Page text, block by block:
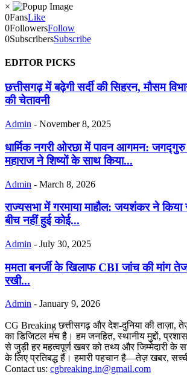
×
0FansLike
0FollowersFollow
0SubscribersSubscribe
EDITOR PICKS
छत्तीसगढ़ में बढ़ेगी सर्दी की सिहरन, मौसम
की चेतावनी
Admin - November 8, 2025
धार्मिक नगरी ओरछा में पावन आगमन: जगद्गुरु
महाराज ने शिष्यों के साथ किया...
Admin - March 8, 2026
राज्यसभा में गरमाया माहौल: जयशंकर ने
बीच नहीं हुई कोई...
Admin - July 30, 2025
ममता बनर्जी के खिलाफ CBI जांच की मांग
रखी...
Admin - January 9, 2026
CG Breaking छत्तीसगढ़ और देश-दुनिया की ताज़ा,
का डिजिटल मंच है। हम जनहित, स्थानीय मुद्दों,
से जुड़ी हर महत्वपूर्ण खबर को तथ्य और जिम्मेदारी के
के लिए प्रतिबद्ध हैं। हमारी पहचान है—तेज़ खबर,
Contact us: cgbreaking.in@gmail.com